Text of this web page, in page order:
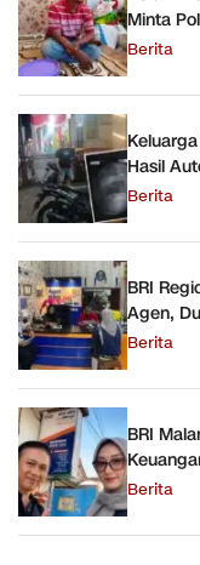
Minta
Berita
Hasil
Berita
BRI
Agen,
Berita
BRI
Berita